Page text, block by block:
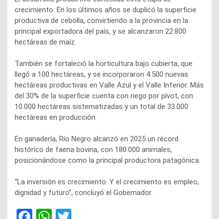
crecimiento. En los últimos años se duplicó la superficie
productiva de cebolla, convirtiendo a la provincia en la
principal exportadora del país, y se alcanzaron 22.800
hectáreas de maíz.
También se fortaleció la horticultura bajo cubierta, que
llegó a 100 hectáreas, y se incorporaron 4.500 nuevas
hectáreas productivas en Valle Azul y el Valle Inferior. Más
del 30% de la superficie cuenta con riego por pívot, con
10.000 hectáreas sistematizadas y un total de 33.000
hectáreas en producción.
En ganadería, Río Negro alcanzó en 2025 un récord
histórico de faena bovina, con 180.000 animales,
posicionándose como la principal productora patagónica.
“La inversión es crecimiento. Y el crecimiento es empleo,
dignidad y futuro”, concluyó el Gobernador.